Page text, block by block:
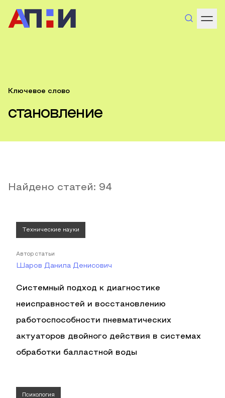
Ключевое слово
становление
Найдено статей: 94
Технические науки
Автор статьи
Шаров Данила Денисович
Системный подход к диагностике
неисправностей и восстановлению
работоспособности пневматических
актуаторов двойного действия в системах
обработки балластной воды
Психология